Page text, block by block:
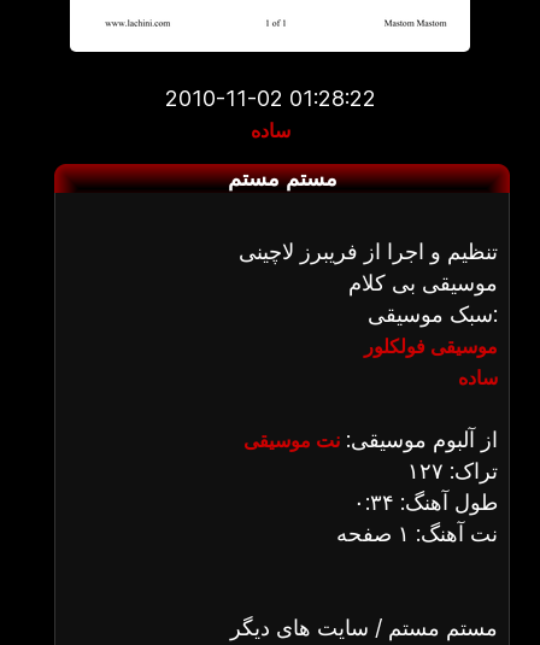
2010-11-02 01:28:22
ساده
مستم مستم
تنظیم و اجرا از فریبرز لاچینی
موسیقی بی کلام
سبک موسیقی:
موسیقی فولکلور
ساده
از آلبوم موسیقی: نت موسیقی
تراک: ۱۲۷
طول آهنگ: ۰:۳۴
نت آهنگ: ۱ صفحه
مستم مستم / سایت های دیگر